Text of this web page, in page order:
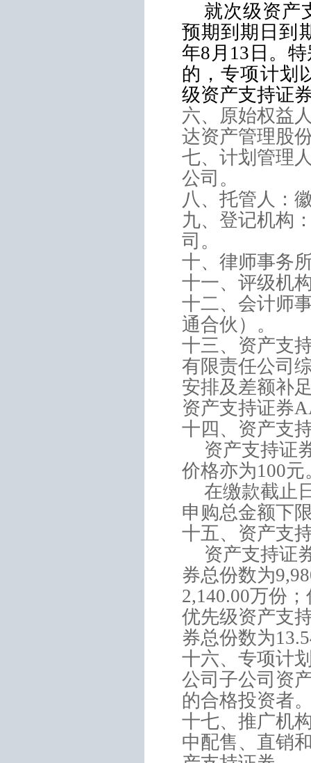
就次级资产
预期到期日到
年8 月 13 日。
的，专项计划
级资产支持证
六、原始权益
达资产管理股
七、计划管理
公司。
八、托管人：
九、登记机构
司。
十、律师事务
十一、评级机
十二、会计师
通合伙）。
十三、资产支
有限责任公司
安排及差额补
资产支持证券
十四、资产支
资产支持证
价格亦为100元
在缴款截止
申购总金额下
十五、资产支
资产支持证
券总份数为
2,140.00万份
优先级资产支
券总份数为
十六、专项计
公司子公司资
的合格投资者
十七、推广机
中配售、直销